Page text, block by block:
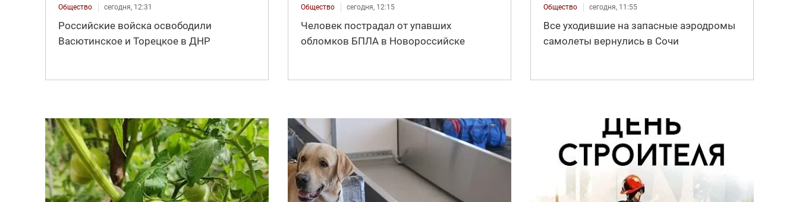
Общество сегодня, 12:31
Российские войска освободили
Васютинское и Торецкое в ДНР
Общество сегодня, 12:15
Человек пострадал от упавших
обломков БПЛА в Новороссийске
Общество сегодня, 11:55
Все уходившие на запасные аэродромы
самолеты вернулись в Сочи